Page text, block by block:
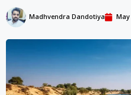
Madhvendra Dandotiya May